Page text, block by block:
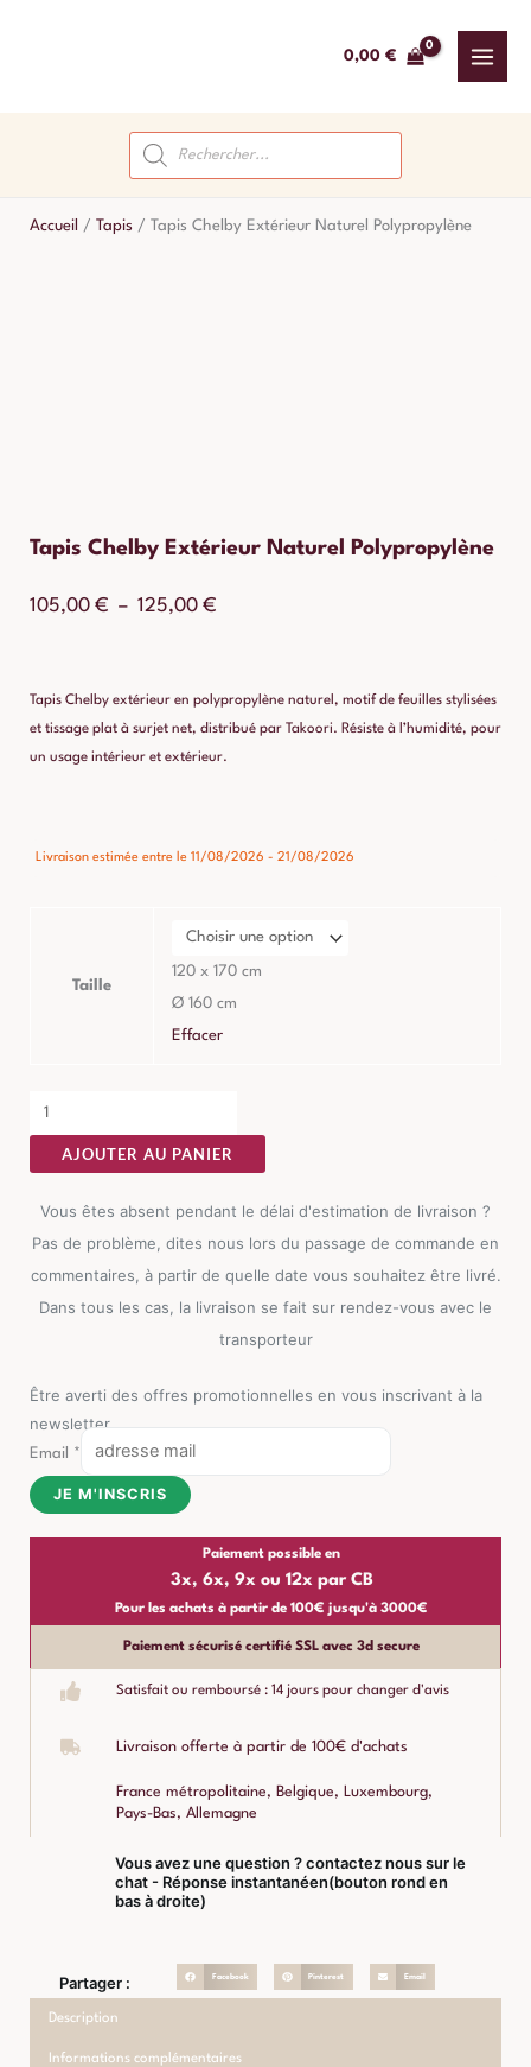
0,00 €
Recherche
de
produits
Accueil / Tapis / Tapis Chelby Extérieur Naturel Polypropylène
Tapis Chelby Extérieur Naturel Polypropylène
105,00 € – 125,00 €
105,00 €
à
Tapis Chelby extérieur en polypropylène naturel, motif de feuilles stylisées
et tissage plat à surjet net, distribué par Takoori. Résiste à l’humidité, pour
un usage intérieur et extérieur.
Livraison estimée entre le 11/08/2026 - 21/08/2026
Taille
120 x 170 cm
Ø 160 cm
Effacer
AJOUTER AU PANIER
Vous êtes absent pendant le délai d'estimation de livraison ?
Pas de problème, dites nous lors du passage de commande en
commentaires, à partir de quelle date vous souhaitez être livré.
Dans tous les cas, la livraison se fait sur rendez-vous avec le
transporteur
Être averti des offres promotionnelles en vous inscrivant à la
newsletter
Email *
JE M'INSCRIS
Paiement possible en
3x, 6x, 9x ou 12x par CB
Pour les achats à partir de 100€ jusqu'à 3000€
Paiement sécurisé certifié SSL avec 3d secure
Satisfait ou remboursé : 14 jours pour changer d'avis
Livraison offerte à partir de 100€ d'achats
France métropolitaine, Belgique, Luxembourg,
Pays-Bas, Allemagne
Vous avez une question ? contactez nous sur le
chat - Réponse instantanéen(bouton rond en
bas à droite)
Partager : Facebook Pinterest Email
Description
Informations complémentaires